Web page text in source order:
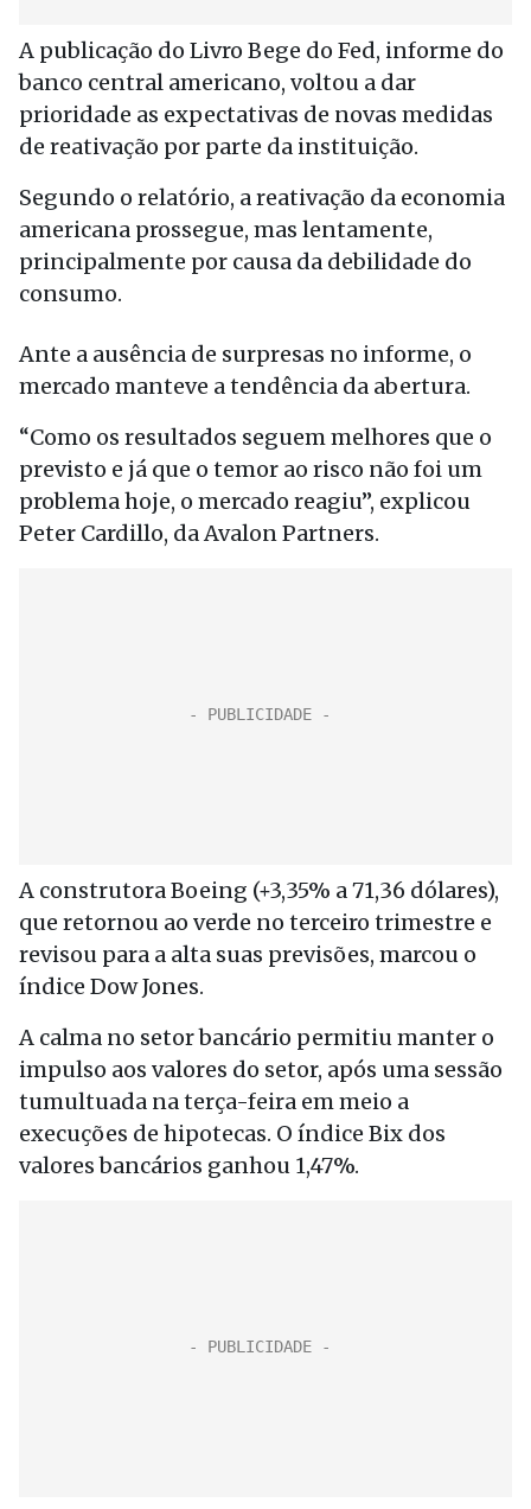
A publicação do Livro Bege do Fed, informe do
banco central americano, voltou a dar
prioridade as expectativas de novas medidas
de reativação por parte da instituição.
Segundo o relatório, a reativação da economia
americana prossegue, mas lentamente,
principalmente por causa da debilidade do
consumo.
Ante a ausência de surpresas no informe, o
mercado manteve a tendência da abertura.
“Como os resultados seguem melhores que o
previsto e já que o temor ao risco não foi um
problema hoje, o mercado reagiu”, explicou
Peter Cardillo, da Avalon Partners.
A construtora Boeing (+3,35% a 71,36 dólares),
que retornou ao verde no terceiro trimestre e
revisou para a alta suas previsões, marcou o
índice Dow Jones.
A calma no setor bancário permitiu manter o
impulso aos valores do setor, após uma sessão
tumultuada na terça-feira em meio a
execuções de hipotecas. O índice Bix dos
valores bancários ganhou 1,47%.